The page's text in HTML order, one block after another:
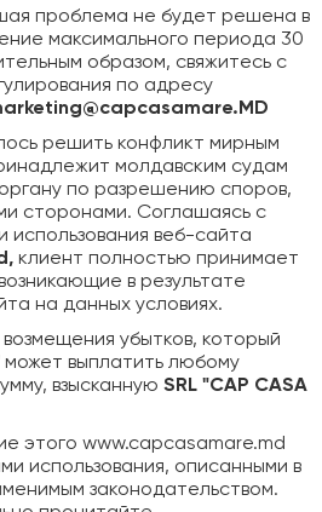
проблема не будет решена в
максимального периода 30
образом, свяжитесь с
по адресу
решить конфликт мирным
молдавским судам
по разрешению споров,
сторонами. Соглашаясь с
использования веб-сайта
клиент полностью принимает
в результате
на данных условиях.
убытков, который
может выплатить любому
взысканную SRL "CAP CASA
этого www.capcasamare.md
использования, описанными в
законодательством.